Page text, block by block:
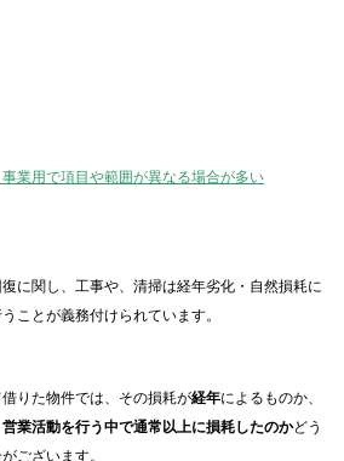
業用で項目や範囲が異なる場合が多い
に関し、工事や、清掃は経年劣化・自然損耗に
ことが義務付けられています。
借りた物件では、その損耗が経年によるものか、
営業活動を行う中で通常以上に損耗したのかどう
ございます。